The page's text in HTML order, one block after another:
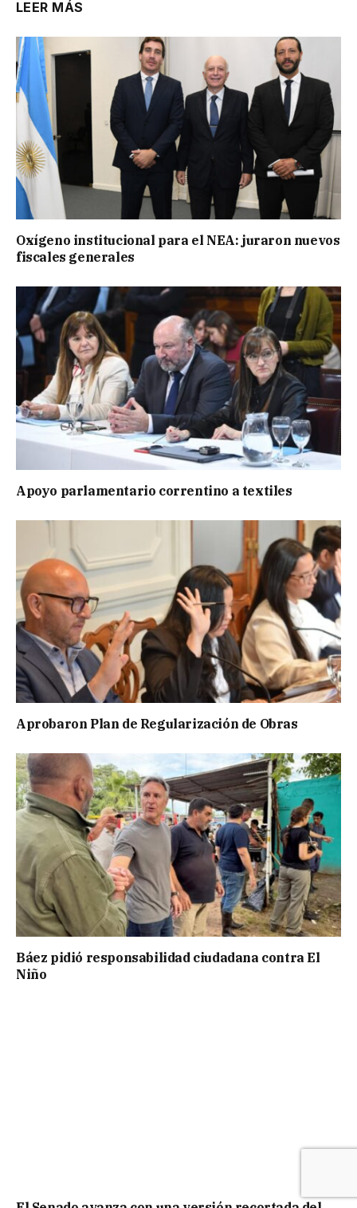
LEER MÁS
Oxígeno institucional para el NEA: juraron nuevos
fiscales generales
Apoyo parlamentario correntino a textiles
Aprobaron Plan de Regularización de Obras
Báez pidió responsabilidad ciudadana contra El
Niño